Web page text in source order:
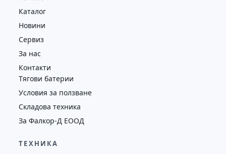
Каталог
Новини
Сервиз
За нас
Контакти
Тягови батерии
Условия за ползване
Складова техника
За Фалкор-Д ЕООД
ТЕХНИКА